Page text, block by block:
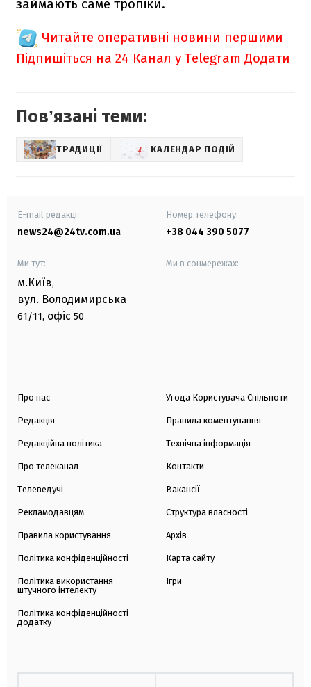
займають саме тропіки.
Читайте оперативні новини першими
Підпишіться на 24 Канал у Telegram Додати
Повʼязані теми:
ТРАДИЦІЇ КАЛЕНДАР ПОДІЙ
E-mail редакції
news24@24tv.com.ua
Номер телефону:
+38 044 390 5077
Ми тут:
м.Київ,
вул. Володимирська
61/11, офіс 50
Ми в соцмережах:
Про нас
Редакція
Редакційна політика
Про телеканал
Телеведучі
Рекламодавцям
Правила користування
Політика конфіденційності
Політика використання
штучного інтелекту
Політика конфіденційності
додатку
Угода Користувача Спільноти
Правила коментування
Технічна інформація
Контакти
Вакансії
Структура власності
Архів
Карта сайту
Ігри